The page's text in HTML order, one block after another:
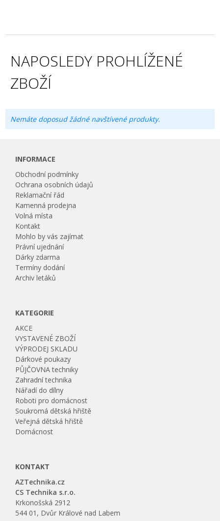
NAPOSLEDY PROHLÍŽENÉ
ZBOŽÍ
Nemáte doposud žádné navštívené produkty.
INFORMACE
Obchodní podmínky
Ochrana osobních údajů
Reklamační řád
Kamenná prodejna
Volná místa
Kontakt
Mohlo by vás zajímat
Právní ujednání
Dárky zdarma
Termíny dodání
Archiv letáků
KATEGORIE
AKCE
VYSTAVENÉ ZBOŽÍ
VÝPRODEJ SKLADU
Dárkové poukazy
PŮJČOVNA techniky
Zahradní technika
Nářadí do dílny
Roboti pro domácnost
Soukromá dětská hřiště
Veřejná dětská hřiště
Domácnost
KONTAKT
AZTechnika.cz
CS Technika s.r.o.
Krkonošská 2912
544 01, Dvůr Králové nad Labem